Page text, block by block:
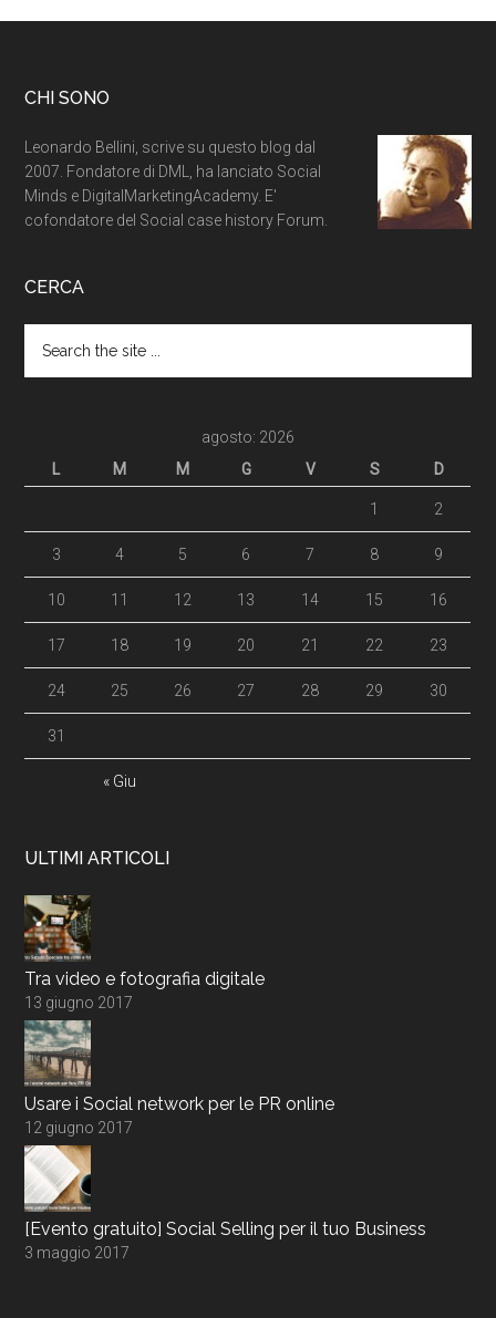
CHI SONO
Leonardo Bellini, scrive su questo blog dal
2007. Fondatore di DML, ha lanciato Social
Minds e DigitalMarketingAcademy. E'
cofondatore del Social case history Forum.
CERCA
agosto: 2026
L
M M G V S D
« Giu
1 2
3 4 5 6 7 8 9
10 11 12 13 14 15 16
17 18 19 20 21 22 23
24 25 26 27 28 29 30
31
ULTIMI ARTICOLI
Tra video e fotografia digitale
13 giugno 2017
Usare i Social network per le PR online
12 giugno 2017
[Evento gratuito] Social Selling per il tuo Business
3 maggio 2017